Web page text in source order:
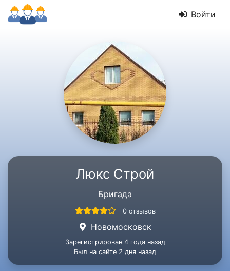
Войти
Люкс Строй
Бригада
0 отзывов
Новомосковск
Зарегистрирован 4 года назад
Был на сайте 2 дня назад